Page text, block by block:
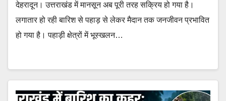
देहरादून। उत्तराखंड में मानसून अब पूरी तरह सक्रिय हो गया है।
लगातार हो रही बारिश से पहाड़ से लेकर मैदान तक जनजीवन प्रभावित
हो गया है। पहाड़ी क्षेत्रों में भूस्खलन…